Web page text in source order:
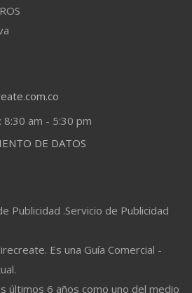
am - 5:30 pm
DE DATOS
Publicidad .Servicio de Publicidad
Es una Guía Comercial -
últimos 6 años como uno del medio